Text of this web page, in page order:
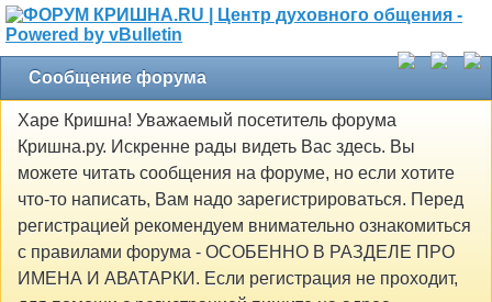
Сообщение форума
Харе Кришна! Уважаемый посетитель форума
Кришна.ру. Искренне рады видеть Вас здесь. Вы
можете читать сообщения на форуме, но если хотите
что-то написать, Вам надо зарегистрироваться. Перед
регистрацией рекомендуем внимательно ознакомиться
с правилами форума - ОСОБЕННО В РАЗДЕЛЕ ПРО
ИМЕНА И АВАТАРКИ. Если регистрация не проходит,